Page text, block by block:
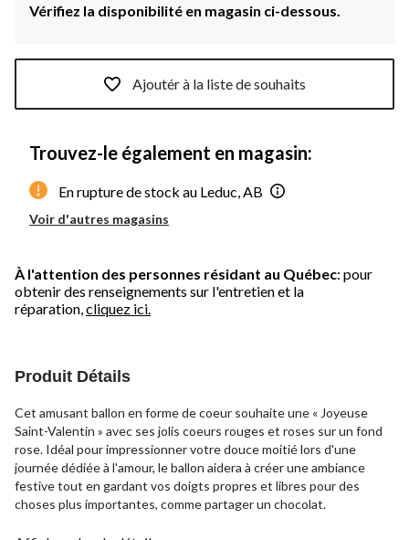
Vérifiez la disponibilité en magasin ci-dessous.
Ajoutér à la liste de souhaits
Trouvez-le également en magasin:
En rupture de stock au Leduc, AB
Voir d'autres magasins
À l'attention des personnes résidant au Québec: pour
obtenir des renseignements sur l'entretien et la
réparation,cliquez ici.
Produit Détails
Cet amusant ballon en forme de coeur souhaite une « Joyeuse
Saint-Valentin » avec ses jolis coeurs rouges et roses sur un fond
rose. Idéal pour impressionner votre douce moitié lors d'une
journée dédiée à l'amour, le ballon aidera à créer une ambiance
festive tout en gardant vos doigts propres et libres pour des
choses plus importantes, comme partager un chocolat.